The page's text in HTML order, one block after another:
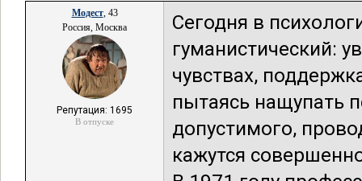
Модест, 43
Россия, Москва
Репутация: 1695
В отпуске
Сегодня в
гуманистический:
чувствах,
пытаясь нащупать
допустимого,
кажутся